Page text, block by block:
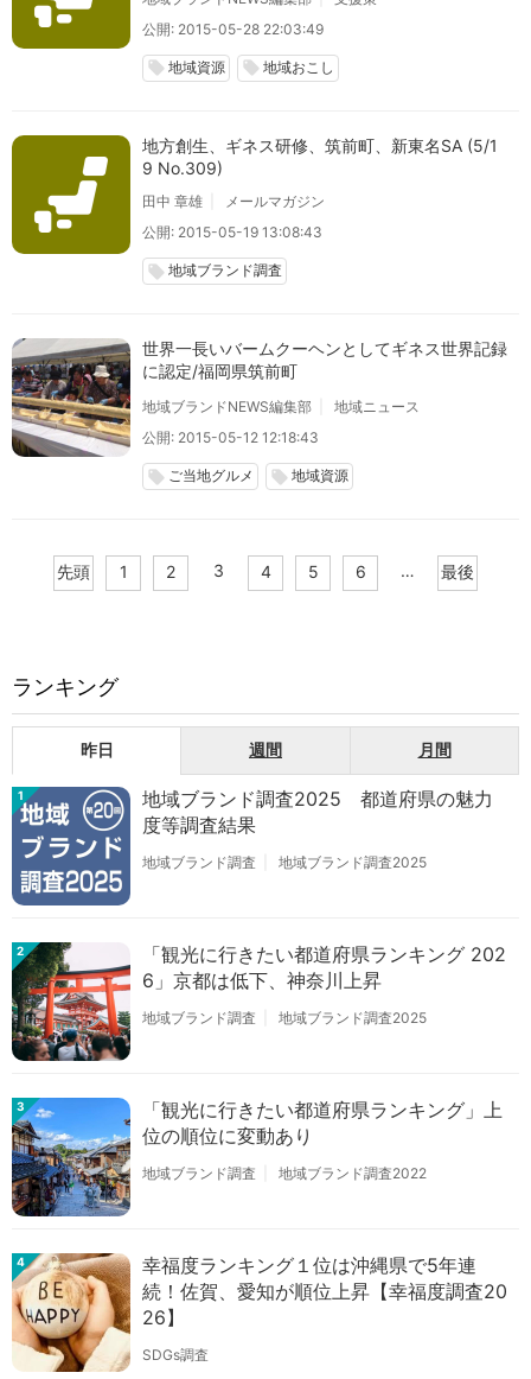
公開: 2015-05-28 22:03:49
local_offer 地域資源 local_offer 地域おこし
地方創生、ギネス研修、筑前町、新東名SA (5/1
9 No.309)
田中 章雄
メールマガジン
公開: 2015-05-19 13:08:43
local_offer 地域ブランド調査
世界一長いバームクーヘンとしてギネス世界記録
に認定/福岡県筑前町
地域ブランドNEWS編集部
地域ニュース
公開: 2015-05-12 12:18:43
local_offer ご当地グルメ local_offer 地域資源
先頭 1 2 3 4 5 6 … 最後
ランキング
昨日 週間 月間
1
地域ブランド調査2025 都道府県の魅力
度等調査結果
地域ブランド調査 地域ブランド調査2025
2
「観光に行きたい都道府県ランキング 202
6」京都は低下、神奈川上昇
地域ブランド調査 地域ブランド調査2025
3
「観光に行きたい都道府県ランキング」上
位の順位に変動あり
地域ブランド調査 地域ブランド調査2022
4
幸福度ランキング１位は沖縄県で5年連
続！佐賀、愛知が順位上昇【幸福度調査20
26】
SDGs調査